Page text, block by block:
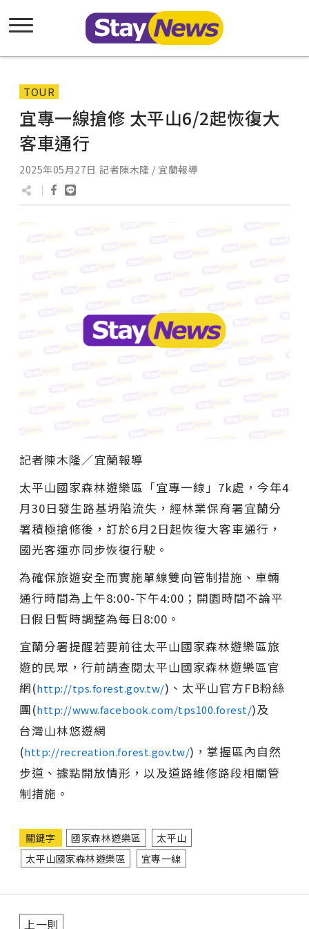
TOUR
宜專一線搶修 太平山6/2起恢復大
客車通行
2025年05月27日 記者陳木隆 / 宜蘭報導
記者陳木隆∕宜蘭報導
太平山國家森林遊樂區「宜專一線」7k處，今年4
月30日發生路基坍陷流失，經林業保育署宜蘭分
署積極搶修後，訂於6月2日起恢復大客車通行，
國光客運亦同步恢復行駛。
為確保旅遊安全而實施單線雙向管制措施、車輛
通行時間為上午8:00-下午4:00；開園時間不論平
日假日暫時調整為每日8:00。
宜蘭分署提醒若要前往太平山國家森林遊樂區旅
遊的民眾，行前請查閱太平山國家森林遊樂區官
網(http://tps.forest.gov.tw/)、太平山官方FB粉絲
團(http://www.facebook.com/tps100.forest/)及
台灣山林悠遊網
(http://recreation.forest.gov.tw/)，掌握區內自然
步道、據點開放情形，以及道路維修路段相關管
制措施。
關鍵字 國家森林遊樂區
太平山
太平山國家森林遊樂區
宜專一線
上一則